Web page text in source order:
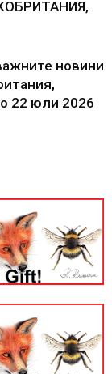
новини
22 юли 2026